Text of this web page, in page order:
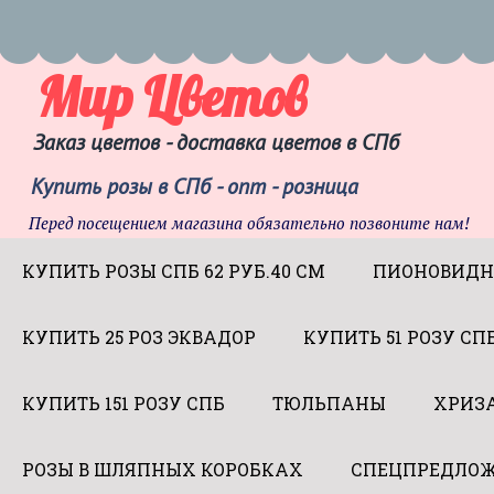
Мир Цветов
Заказ цветов - доставка цветов в СПб
Купить розы в СПб - опт - розница
Перед посещением магазина обязательно позвоните нам!
КУПИТЬ РОЗЫ СПБ 62 РУБ.40 СМ
КУПИТЬ 25 РОЗ ЭКВАДОР КУПИТЬ 51 РОЗУ
КУПИТЬ 151 РОЗУ СПБ ТЮЛЬПАНЫ
РОЗЫ В ШЛЯПНЫХ КОРОБКАХ